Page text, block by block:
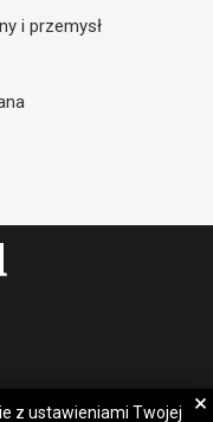
i przemysł
z ustawieniami Twojej ×